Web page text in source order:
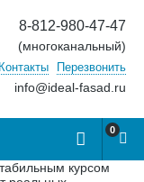
8-812-980-47-47
(многоканальный)
Контакты Перезвонить
info@ideal-fasad.ru
0
курсом